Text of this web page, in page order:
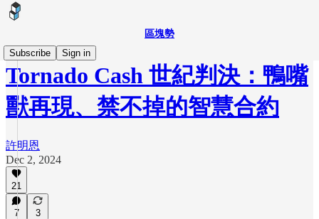
區塊勢
Subscribe
Sign in
Tornado Cash 世紀判決：鴨嘴
獸再現、禁不掉的智慧合約
許明恩
Dec 2, 2024
21
7 3